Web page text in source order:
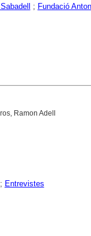
; Fundació
Ramon Adell
; Entrevistes